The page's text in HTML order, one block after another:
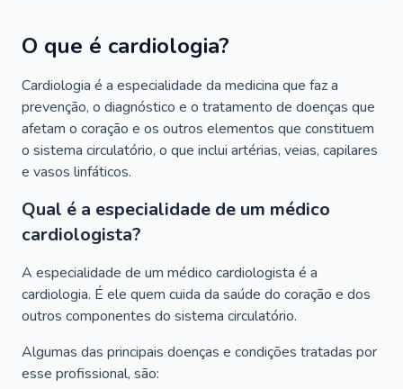
O que é cardiologia?
Cardiologia é a especialidade da medicina que faz a
prevenção, o diagnóstico e o tratamento de doenças que
afetam o coração e os outros elementos que constituem
o sistema circulatório, o que inclui artérias, veias, capilares
e vasos linfáticos.
Qual é a especialidade de um médico
cardiologista?
A especialidade de um médico cardiologista é a
cardiologia. É ele quem cuida da saúde do coração e dos
outros componentes do sistema circulatório.
Algumas das principais doenças e condições tratadas por
esse profissional, são: